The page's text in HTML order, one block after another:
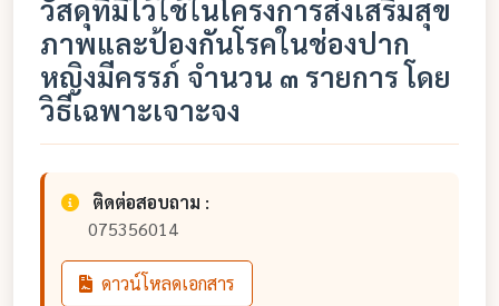
วัสดุที่มีไว้ใช้ในโครงการส่งเสริมสุข
ภาพและป้องกันโรคในช่องปาก
หญิงมีครรภ์ จำนวน ๓ รายการ โดย
วิธีเฉพาะเจาะจง
ติดต่อสอบถาม :
075356014
ดาวน์โหลดเอกสาร